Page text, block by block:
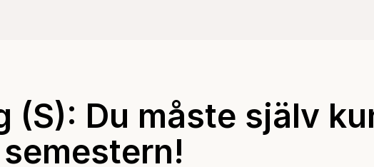
(S): Du måste själv